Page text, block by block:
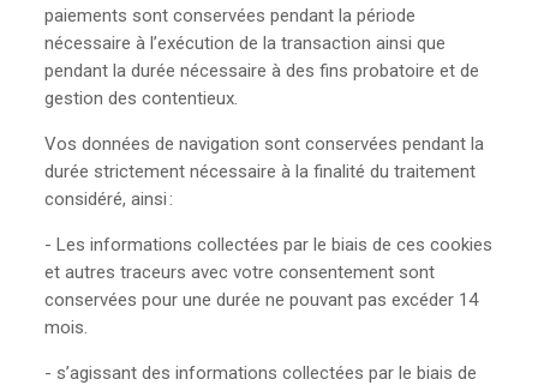
paiements sont conservées pendant la période
nécessaire à l’exécution de la transaction ainsi que
pendant la durée nécessaire à des fins probatoire et de
gestion des contentieux.
Vos données de navigation sont conservées pendant la
durée strictement nécessaire à la finalité du traitement
considéré, ainsi :
- Les informations collectées par le biais de ces cookies
et autres traceurs avec votre consentement sont
conservées pour une durée ne pouvant pas excéder 14
mois.
- s’agissant des informations collectées par le biais de